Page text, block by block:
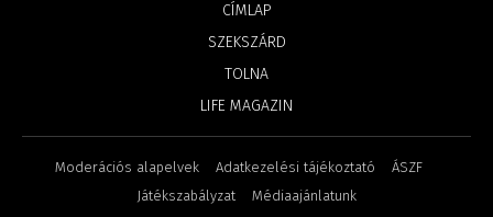
CÍMLAP
SZEKSZÁRD
TOLNA
LIFE MAGAZIN
Moderációs alapelvek Adatkezelési tájékoztató
ÁSZF
Játékszabályzat
Médiaajánlatunk